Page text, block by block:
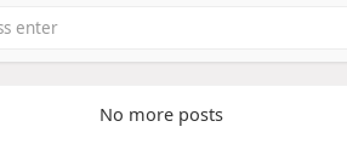
No more posts